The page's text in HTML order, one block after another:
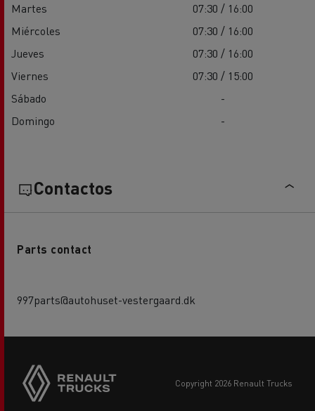
Martes
07:30 / 16:00
Miércoles
07:30 / 16:00
Jueves
07:30 / 16:00
Viernes
07:30 / 15:00
Sábado
-
Domingo
-
Contactos
Parts contact
997parts@autohuset-vestergaard.dk
copyright 2026 Renault Trucks